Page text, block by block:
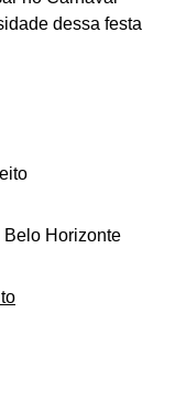
dessa festa
Belo Horizonte